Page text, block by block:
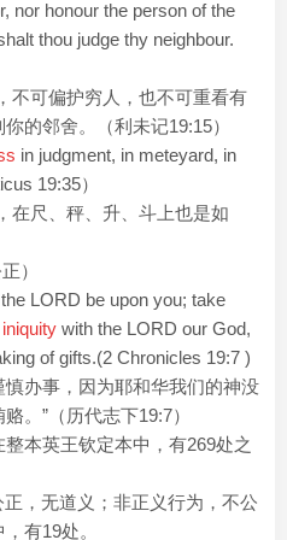
nor honour the person of the
thou judge thy neighbour.
不可偏护穷人，也不可重看有
的邻舍。（利未记19:15）
in judgment, in meteyard, in
19:35）
在尺、秤、升、斗上也是如
）
LORD be upon you; take
iniquity with the LORD our God,
of gifts.(2 Chronicles 19:7 )
办事，因为耶和华我们的神没
。”（历代志下19:7）
本英王钦定本中，有269处之
，无道义；非正义行为，不公
有19处。